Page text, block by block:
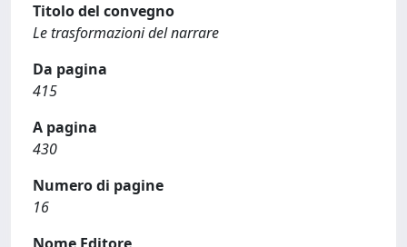
Titolo del convegno
Le trasformazioni del narrare
Da pagina
415
A pagina
430
Numero di pagine
16